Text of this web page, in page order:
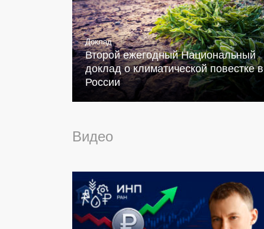
Доклад
Второй ежегодный Национальный
доклад о климатической повестке в
России
Видео